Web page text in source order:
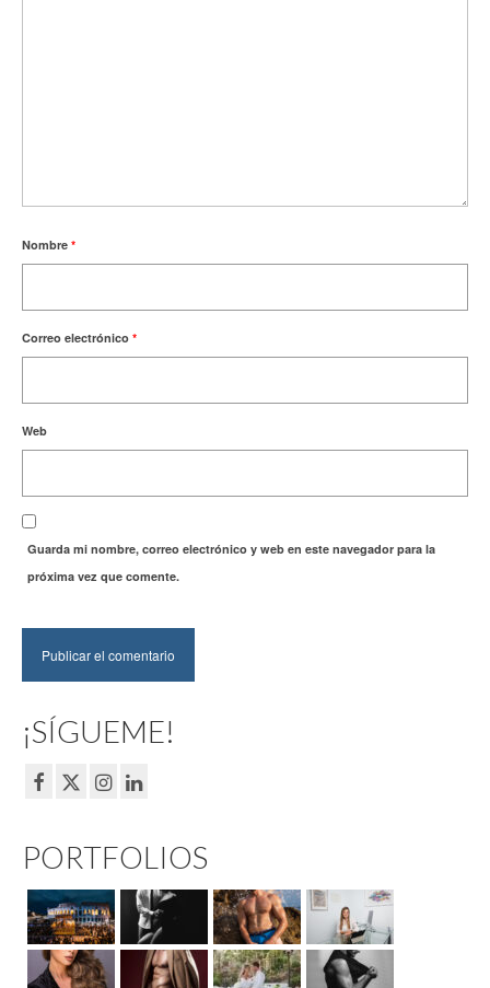
Nombre *
Correo electrónico *
Web
Guarda mi nombre, correo electrónico y web en este navegador para la
próxima vez que comente.
¡SÍGUEME!
PORTFOLIOS